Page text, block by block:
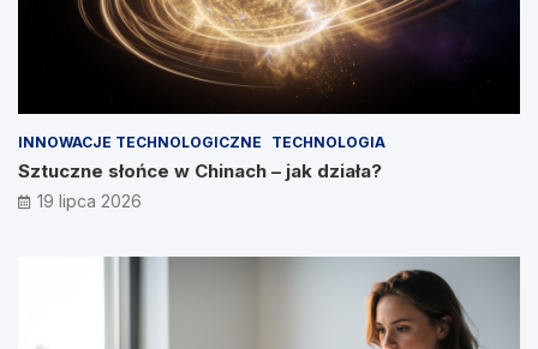
INNOWACJE TECHNOLOGICZNE TECHNOLOGIA
Sztuczne słońce w Chinach – jak działa?
19 lipca 2026